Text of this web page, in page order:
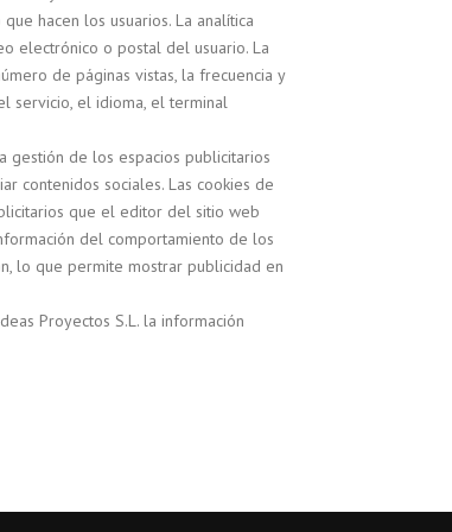
hacen los usuarios. La analítica
electrónico o postal del usuario. La
de páginas vistas, la frecuencia y
servicio, el idioma, el terminal
gestión de los espacios publicitarios
contenidos sociales. Las cookies de
que el editor del sitio web
del comportamiento de los
lo que permite mostrar publicidad en
Proyectos S.L. la información